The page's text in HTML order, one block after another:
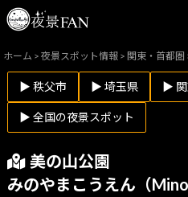
ホーム >夜景スポット情報 > 関東・首都圏
▶ 秩父市 ▶ 埼玉県 ▶ 関
▶ 全国の夜景スポット
美の山公園
みのやまこうえん（